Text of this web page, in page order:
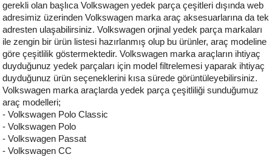
gerekli olan başlıca Volkswagen yedek parça çeşitleri dışında web
adresimiz üzerinden Volkswagen marka araç aksesuarlarına da tek
adresten ulaşabilirsiniz. Volkswagen orjinal yedek parça markaları
ile zengin bir ürün listesi hazırlanmış olup bu ürünler, araç modeline
göre çeşitlilik göstermektedir. Volkswagen marka araçların ihtiyaç
duyduğunuz yedek parçaları için model filtrelemesi yaparak ihtiyaç
duyduğunuz ürün seçeneklerini kısa sürede görüntüleyebilirsiniz.
Volkswagen marka araçlarda yedek parça çeşitliliği sunduğumuz
araç modelleri;
- Volkswagen Polo Classic
- Volkswagen Polo
- Volkswagen Passat
- Volkswagen CC